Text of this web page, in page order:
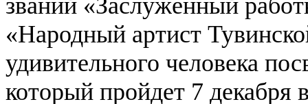
званий «Заслуженный
«Народный артист
удивительного человека
который пройдет 7 декабря